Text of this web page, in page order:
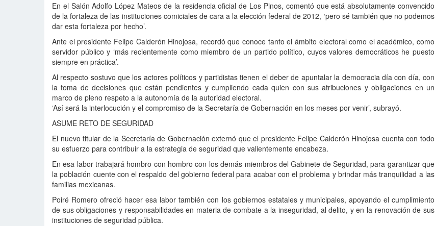
En el Salón Adolfo López Mateos de la residencia oficial de Los Pinos, comentó que está absolutamente convencido
de la fortaleza de las instituciones comiciales de cara a la elección federal de 2012, ‘pero sé también que no podemos
dar esta fortaleza por hecho’.
Ante el presidente Felipe Calderón Hinojosa, recordó que conoce tanto el ámbito electoral como el académico, como
servidor público y ‘más recientemente como miembro de un partido político, cuyos valores democráticos he puesto
siempre en práctica’.
Al respecto sostuvo que los actores políticos y partidistas tienen el deber de apuntalar la democracia día con día, con
la toma de decisiones que están pendientes y cumpliendo cada quien con sus atribuciones y obligaciones en un
marco de pleno respeto a la autonomía de la autoridad electoral.
‘Así será la interlocución y el compromiso de la Secretaría de Gobernación en los meses por venir’, subrayó.
ASUME RETO DE SEGURIDAD
El nuevo titular de la Secretaría de Gobernación externó que el presidente Felipe Calderón Hinojosa cuenta con todo
su esfuerzo para contribuir a la estrategia de seguridad que valientemente encabeza.
En esa labor trabajará hombro con hombro con los demás miembros del Gabinete de Seguridad, para garantizar que
la población cuente con el respaldo del gobierno federal para acabar con el problema y brindar más tranquilidad a las
familias mexicanas.
Poiré Romero ofreció hacer esa labor también con los gobiernos estatales y municipales, apoyando el cumplimiento
de sus obligaciones y responsabilidades en materia de combate a la inseguridad, al delito, y en la renovación de sus
instituciones de seguridad pública.